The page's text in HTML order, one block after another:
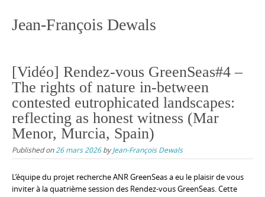
Jean-François Dewals
[Vidéo] Rendez-vous GreenSeas#4 –
The rights of nature in-between
contested eutrophicated landscapes:
reflecting as honest witness (Mar
Menor, Murcia, Spain)
Published on26 mars 2026byJean-François Dewals
L’équipe du projet recherche ANR GreenSeas a eu le plaisir de vous
inviter à la quatrième session des Rendez-vous GreenSeas. Cette